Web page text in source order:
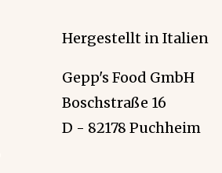
Hergestellt in Italien
Gepp's Food GmbH
Boschstraße 16
D - 82178 Puchheim